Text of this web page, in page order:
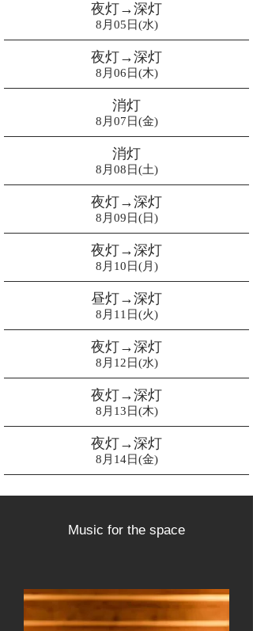
夜灯→深灯
8月05日(水)
夜灯→深灯
8月06日(木)
消灯
8月07日(金)
消灯
8月08日(土)
夜灯→深灯
8月09日(日)
夜灯→深灯
8月10日(月)
昼灯→深灯
8月11日(火)
夜灯→深灯
8月12日(水)
夜灯→深灯
8月13日(木)
夜灯→深灯
8月14日(金)
Music for the space